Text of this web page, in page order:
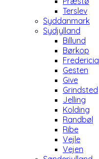
Terslev
Syddanmark
Sydjylland
Billund
Børkop
Fredericia
Gesten
Give
Grindsted
Jelling
Kolding
Randbøl
Ribe
Vejle
Vejen